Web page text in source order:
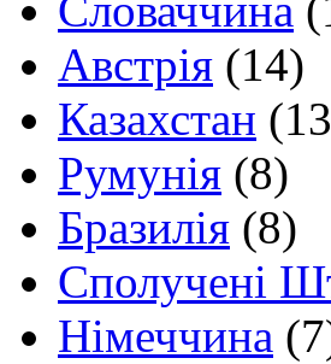
Словаччина
Австрія (14)
Казахстан
Румунія (8)
Бразилія (8)
Сполучені
Німеччина